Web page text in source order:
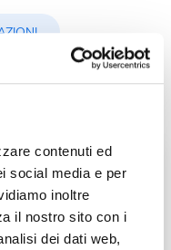
contenuti ed
social media e per
inoltre
il nostro sito con i
dei dati web,
per te?